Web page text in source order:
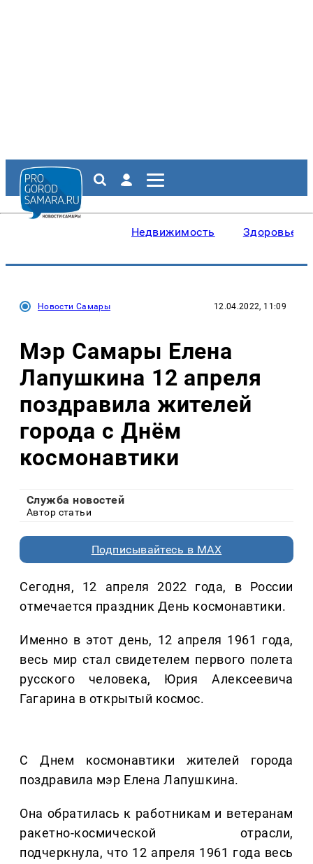
Недвижимость Здоровье
Новости Самары 12.04.2022, 11:09
Мэр Самары Елена
Лапушкина 12 апреля
поздравила жителей
города с Днём
космонавтики
Служба новостей
Автор статьи
Подписывайтесь в MAX
Сегодня, 12 апреля 2022 года, в России
отмечается праздник День космонавтики.
Именно в этот день, 12 апреля 1961 года,
весь мир стал свидетелем первого полета
русского человека, Юрия Алексеевича
Гагарина в открытый космос.
С Днем космонавтики жителей города
поздравила мэр Елена Лапушкина.
Она обратилась к работникам и ветеранам
ракетно-космической отрасли,
подчеркнула, что 12 апреля 1961 года весь